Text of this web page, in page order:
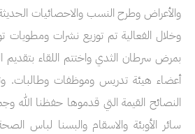
والأعراض وطرح النسب والاحصائيات
وخلال الفعالية تم توزيع نشرات ومطويات
بمرض سرطان الثدي واختتم اللقاء
أعضاء هيئة تدريس وموظفات وطالبات.
النصائح القيمة التي قدموها حفظنا الله
سائر الأوبئة والاسقام والبسنا لباس